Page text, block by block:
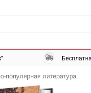
популярная литература